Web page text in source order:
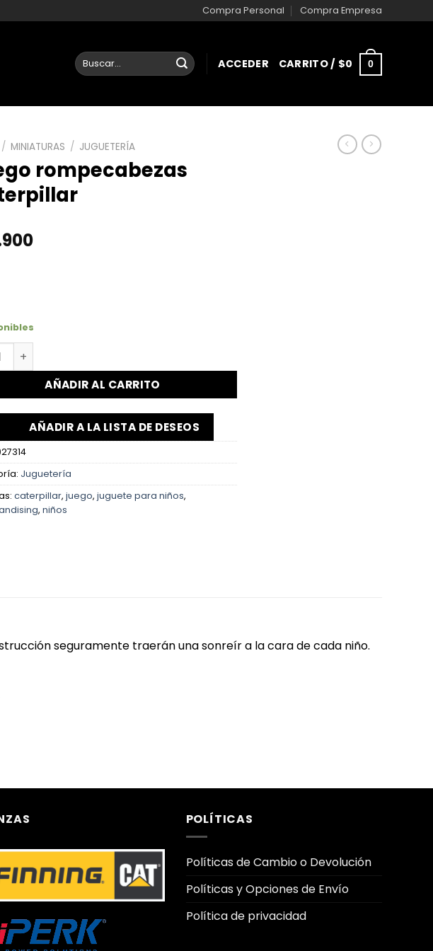
Compra Personal Compra Empresa
ACCEDER CARRITO / $0 0
/ MINIATURAS / JUGUETERÍA
rompecabezas
AÑADIR AL CARRITO
AÑADIR A LA LISTA DE DESEOS
Juguetería
caterpillar, juego, juguete para niños,
, niños
seguramente traerán una sonreír a la cara de cada niño.
POLÍTICAS
Políticas de Cambio o Devolución
Políticas y Opciones de Envío
Política de privacidad